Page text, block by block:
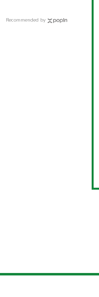
Recommended by